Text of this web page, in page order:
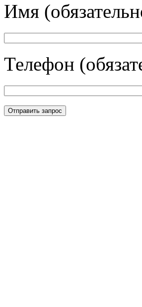
Имя
Телефон